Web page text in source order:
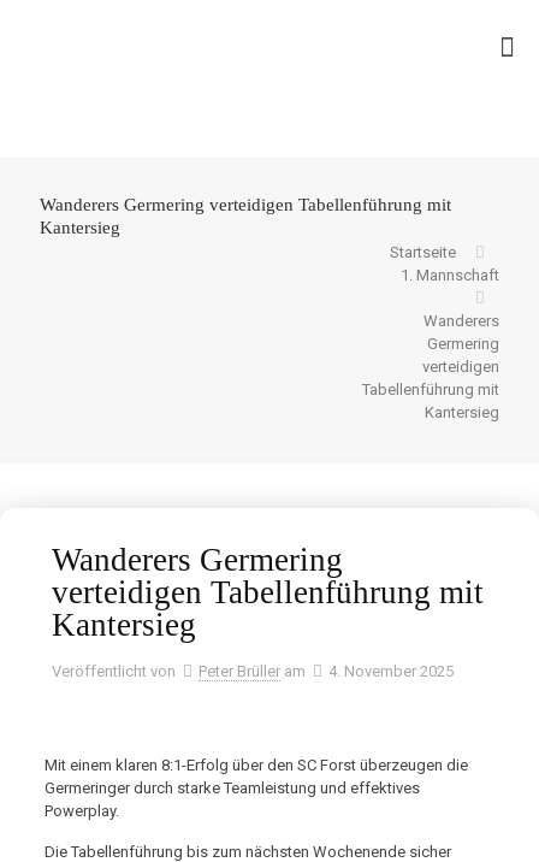
Wanderers Germering verteidigen Tabellenführung mit
Kantersieg
Startseite
1. Mannschaft
Wanderers
Germering
verteidigen
Tabellenführung mit
Kantersieg
Wanderers Germering
verteidigen Tabellenführung mit
Kantersieg
Veröffentlicht von Peter Brüller am 4. November 2025
Mit einem klaren 8:1-Erfolg über den SC Forst überzeugen die
Germeringer durch starke Teamleistung und effektives
Powerplay.
Die Tabellenführung bis zum nächsten Wochenende sicher